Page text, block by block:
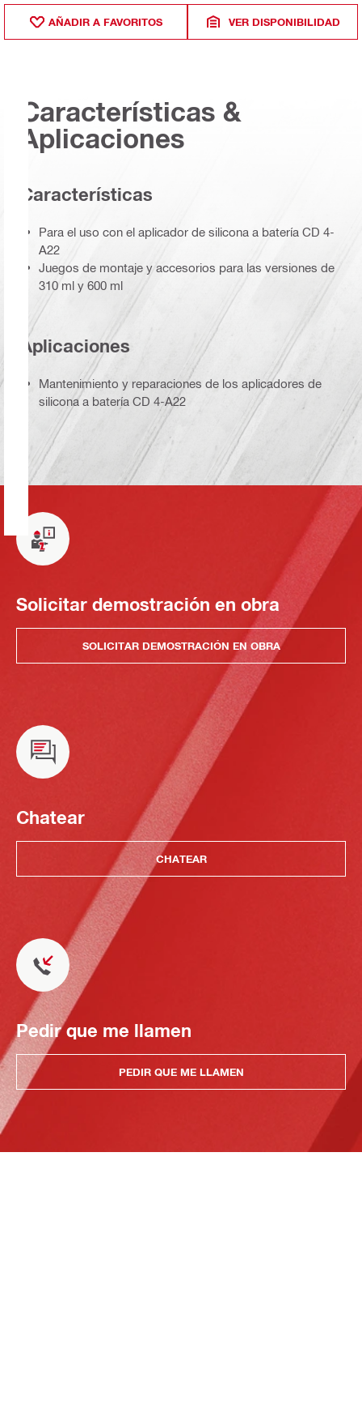
AÑADIR A FAVORITOS VER DISPONIBILIDAD
Características &
Aplicaciones
Características
Para el uso con el aplicador de silicona a batería CD 4-
A22
Juegos de montaje y accesorios para las versiones de
310 ml y 600 ml
Aplicaciones
Mantenimiento y reparaciones de los aplicadores de
silicona a batería CD 4-A22
Solicitar demostración en obra
SOLICITAR DEMOSTRACIÓN EN OBRA
Chatear
CHATEAR
Pedir que me llamen
PEDIR QUE ME LLAMEN